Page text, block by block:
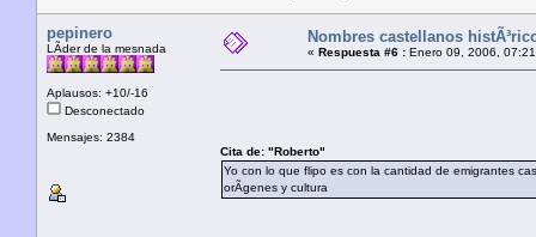
pepinero
LÃ­der de la mesnada
Aplausos: +10/-16
Desconectado
Mensajes: 2384
Nombres castellanos
« Respuesta #6 : Enero 09, 2006,
Cita de: "Roberto"
Yo con lo que flipo es con la cantidad de emigrantes
orÃ­genes y cultura